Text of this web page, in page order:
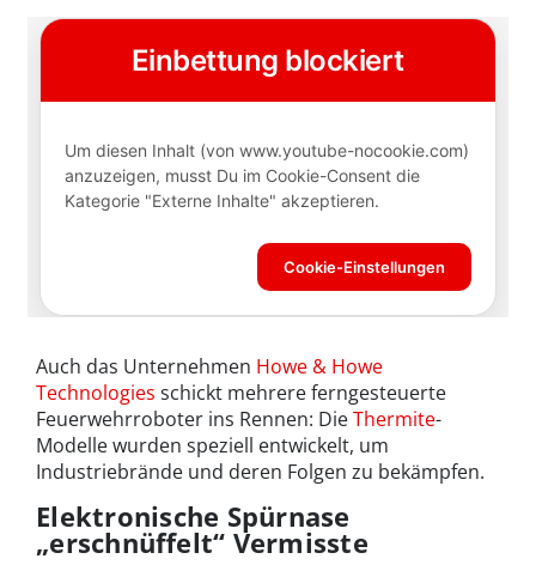
Auch das Unternehmen Howe & Howe
Technologies schickt mehrere ferngesteuerte
Feuerwehrroboter ins Rennen: DieThermite-
Modelle wurden speziell entwickelt, um
Industriebrände und deren Folgen zu bekämpfen.
Elektronische Spürnase
„erschnüffelt“ Vermisste